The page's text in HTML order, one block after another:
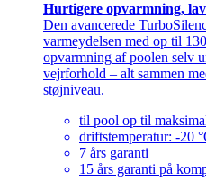
Hurtigere opvarmning,
Den avancerede
varmeydelsen med op til
opvarmning af poolen selv
vejrforhold – alt sammen
støjniveau.
til pool op til
driftstemperatur: -20
7 års garanti
15 års garanti på